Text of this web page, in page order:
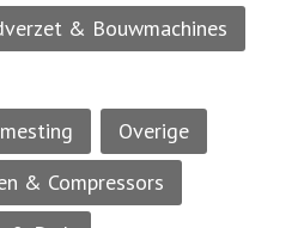
& Bouwmachines
Overige
& Compressors